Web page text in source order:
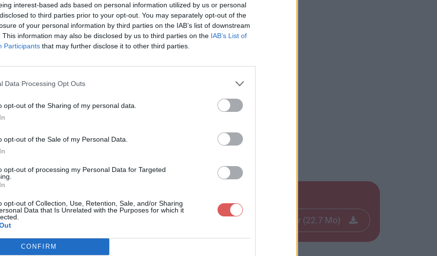
interest-based ads based on personal information utilized by us or personal
to third parties prior to your opt-out. You may separately opt-out of the
of your personal information by third parties on the IAB’s list of downstream
This information may also be disclosed by us to third parties on the IAB’s List of
Participants that may further disclose it to other third parties.
Data Processing Opt Outs
opt-out of the Sharing of my personal data.
opt-out of the Sale of my Personal Data.
opt-out of processing my Personal Data for Targeted
opt-out of Collection, Use, Retention, Sale, and/or Sharing
Data that Is Unrelated with the Purposes for which it
CONFIRM
sur le Web et les réseaux sociaux:
Télécharger le fichier (22.7 Mo)